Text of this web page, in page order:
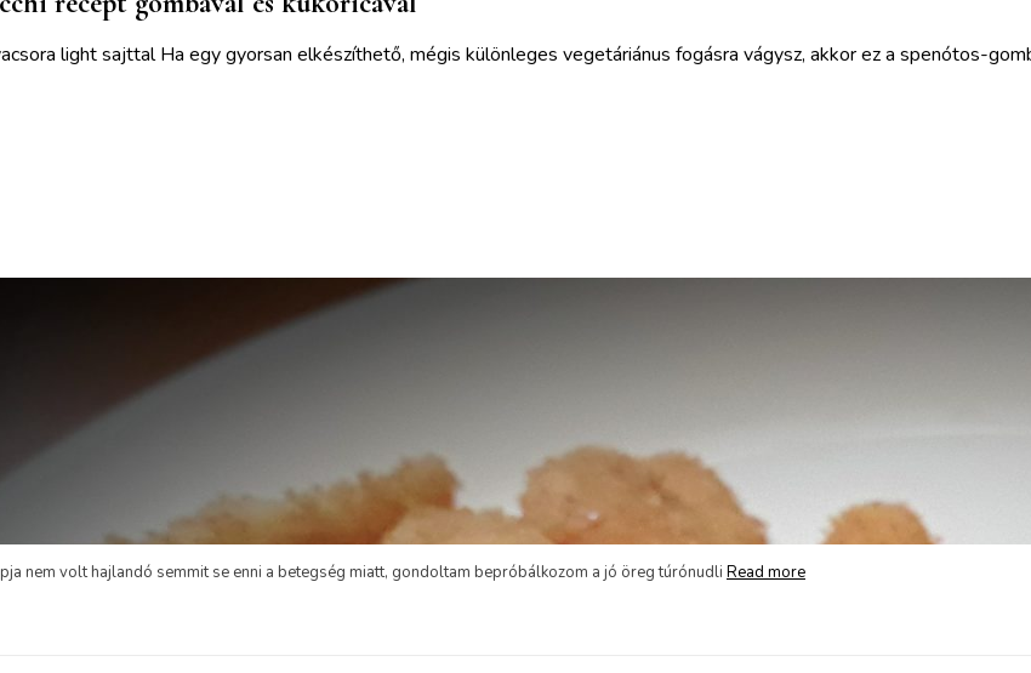
light sajttal Ha egy gyorsan elkészíthető, mégis különleges vegetáriánus fogásra vágysz, akkor ez a spenótos-
hogy a tejes kifli receptemet át tudnám e alakítani kicsit egészségesebb verzióba. Ma egy kicsit kísérletezgettem,Read more